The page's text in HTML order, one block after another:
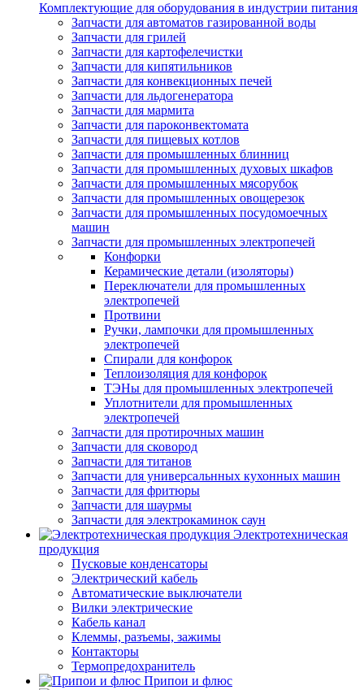
Комплектующие для оборудования в индустрии питания
Запчасти для автоматов газированной воды
Запчасти для грилей
Запчасти для картофелечистки
Запчасти для кипятильников
Запчасти для конвекционных печей
Запчасти для льдогенератора
Запчасти для мармита
Запчасти для пароконвектомата
Запчасти для пищевых котлов
Запчасти для промышленных блинниц
Запчасти для промышленных духовых шкафов
Запчасти для промышленных мясорубок
Запчасти для промышленных овощерезок
Запчасти для промышленных посудомоечных
машин
Запчасти для промышленных электропечей
Конфорки
Керамические детали (изоляторы)
Переключатели для промышленных
электропечей
Протвини
Ручки, лампочки для промышленных
электропечей
Спирали для конфорок
Теплоизоляция для конфорок
ТЭНы для промышленных электропечей
Уплотнители для промышленных
электропечей
Запчасти для протирочных машин
Запчасти для сковород
Запчасти для титанов
Запчасти для универсальнных кухонных машин
Запчасти для фритюры
Запчасти для шаурмы
Запчасти для электрокаминок саун
Электротехническая
продукция
Пусковые конденсаторы
Электрический кабель
Автоматические выключатели
Вилки электрические
Кабель канал
Клеммы, разъемы, зажимы
Контакторы
Термопредохранитель
Припои и флюс